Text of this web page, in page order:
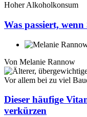
Hoher Alkoholkonsum
Was passiert,
Von Melanie Rannow
Vor allem bei zu viel
Dieser häufige
verkürzen